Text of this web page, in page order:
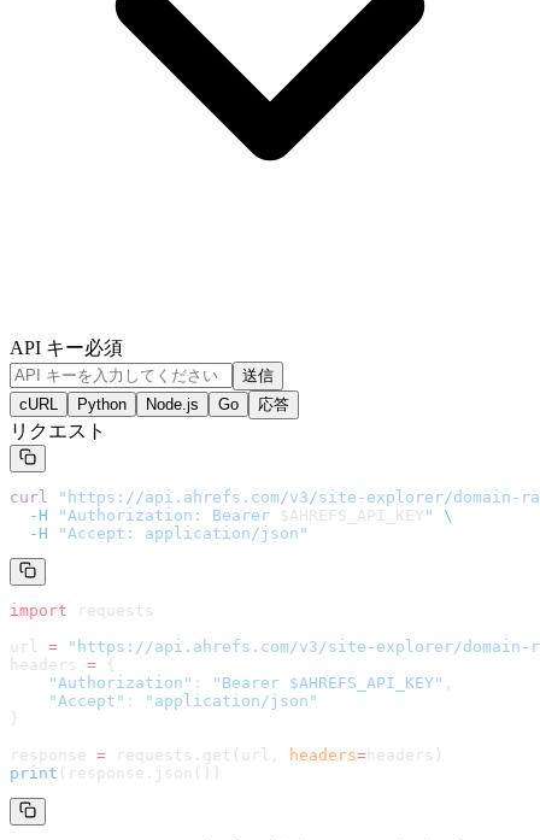
API キー必須
送信
cURL
Python Node.js Go 応答
リクエスト
curl " https://api.ahrefs.com/v3/site-explorer/domain-
  -H
"Authorization: Bearer $AHREFS_API_KEY "
\
  -H
"Accept: application/json"
import requests
url = " https://api.ahrefs.com/v3/site-explorer/
headers = {
    "Authorization"
: "Bearer $AHREFS_API_KEY" ,
    "Accept"
:
"application/json"
}
response = requests.get(url, headers= headers )
print (response.json())